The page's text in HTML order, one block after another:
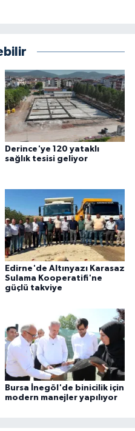
Derince'ye 120 yataklı
sağlık tesisi geliyor
Edirne'de Altınyazı Karasaz
Sulama Kooperatifi'ne
güçlü takviye
Bursa İnegöl'de binicilik için
modern manejler yapılıyor